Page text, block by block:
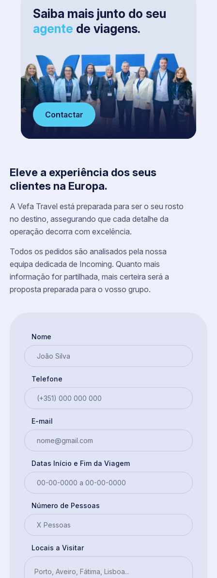
Saiba mais junto do seu
agente de viagens.
Contactar
Eleve a experiência dos seus
clientes na Europa.
A Vefa Travel está preparada para ser o seu rosto
no destino, assegurando que cada detalhe da
operação decorra com excelência.
Todos os pedidos são analisados pela nossa
equipa dedicada de Incoming. Quanto mais
informação for partilhada, mais certeira será a
proposta preparada para o vosso grupo.
Nome
Telefone
E-mail
Datas Início e Fim da Viagem
Número de Pessoas
Locais a Visitar